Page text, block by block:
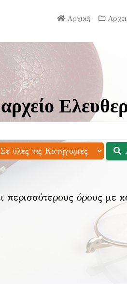
Αρχική
περισσότερους όρους με